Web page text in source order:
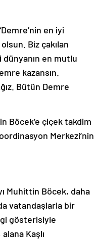
en iyi
Biz çakılan
en mutlu
kazansın.
Bütün Demre
Böcek’e çiçek takdim
Merkezi’nin
Muhittin Böcek, daha
vatandaşlarla bir
gösterisiyle
Kaşlı